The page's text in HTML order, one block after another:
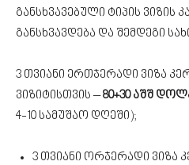
განსხვავებული ტიპის ვიზის
განსხვავდება და შემდეგი
3 თვიანი ერთჯერადი ვიზა
ვიზიტისთვის –80+30 აშშ
4-10 სამუშაო დღეში);
3 თვიანი ორჯერადი ვიზა